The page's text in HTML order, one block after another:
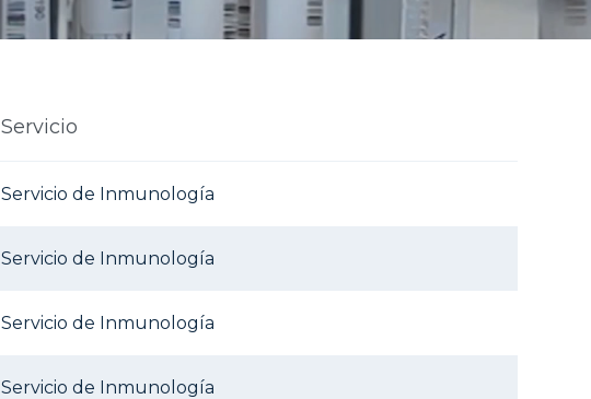
Servicio
Servicio de Inmunología
Servicio de Inmunología
Servicio de Inmunología
Servicio de Inmunología